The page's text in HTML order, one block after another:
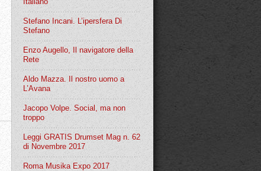
Stefano Incani. L’ipersfera Di
Stefano
Enzo Augello, Il navigatore della
Rete
Aldo Mazza. Il nostro uomo a
L’Avana
Jacopo Volpe. Social, ma non
troppo
Leggi GRATIS Drumset Mag n. 62
di Novembre 2017
Roma Musika Expo 2017